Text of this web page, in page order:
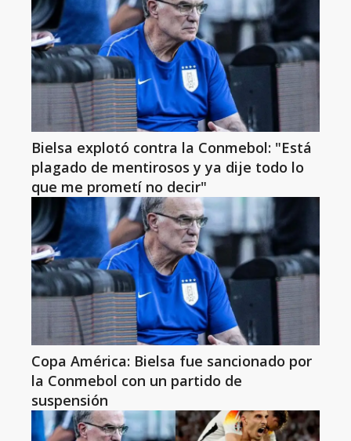
Bielsa explotó contra la Conmebol: "Está
plagado de mentirosos y ya dije todo lo
que me prometí no decir"
Copa América: Bielsa fue sancionado por
la Conmebol con un partido de
suspensión